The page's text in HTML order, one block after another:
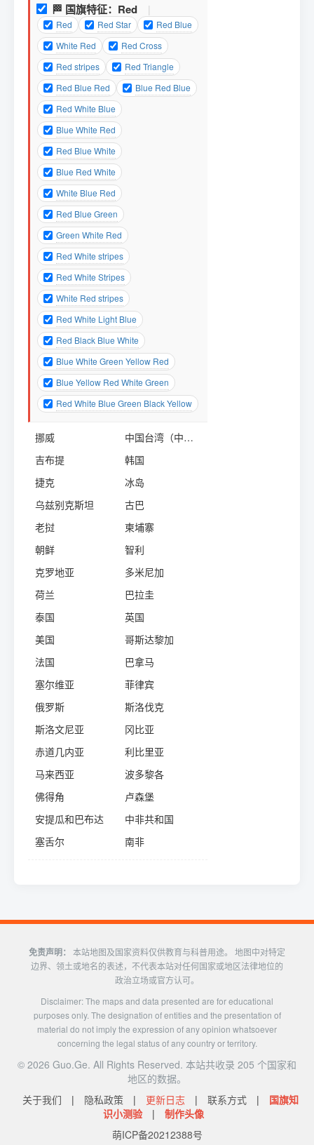
🏁 国旗特征： Red |
Red Red Star
Red Blue
White Red
Red Cross
Red stripes
Red Triangle
Red Blue Red
Blue Red Blue
Red White Blue
Blue White Red
Red Blue White
Blue Red White
White Blue Red
Red Blue Green
Green White Red
Red White stripes
Red White Stripes
White Red stripes
Red White Light Blue
Red Black Blue White
Blue White Green Yellow Red
Blue Yellow Red White Green
Red White Blue Green Black Yellow
挪威
中国台湾（中华民国）
吉布提
韩国
捷克
冰岛
乌兹别克斯坦
古巴
老挝
柬埔寨
朝鲜
智利
克罗地亚
多米尼加
荷兰
巴拉圭
泰国
英国
美国
哥斯达黎加
法国
巴拿马
塞尔维亚
菲律宾
俄罗斯
斯洛伐克
斯洛文尼亚
冈比亚
赤道几内亚
利比里亚
马来西亚
波多黎各
佛得角
卢森堡
安提瓜和巴布达
中非共和国
塞舌尔
南非
免责声明： 本站地图及国家资料仅供教育与科普用途。 地图中对特定
边界、领土或地名的表述，不代表本站对任何国家或地区法律地位的
政治立场或官方认可。
Disclaimer: The maps and data presented are for educational
purposes only. The designation of entities and the presentation of
material do not imply the expression of any opinion whatsoever
concerning the legal status of any country or territory.
© 2026 Guo.Ge. All Rights Reserved. 本站共收录 205 个国家和
地区的数据。
关于我们
| 隐私政策 | 更新日志 | 联系方式 |
国旗知
识小测验
|
制作头像
萌ICP备20212388号